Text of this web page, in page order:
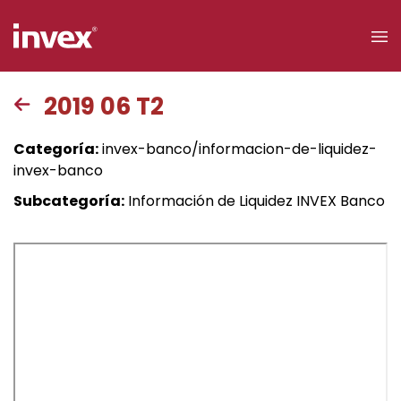
Acceso a
clientes
Buscar
2019 06 T2
Categoría:invex-banco/informacion-de-liquidez-
invex-banco
Subcategoría: Información de Liquidez INVEX Banco